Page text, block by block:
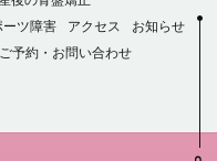
ーツ障害 アクセス
お知らせ
ご予約・お問い合わせ